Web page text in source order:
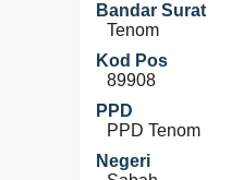
Bandar Surat
Tenom
Kod Pos
89908
PPD
PPD Tenom
Negeri